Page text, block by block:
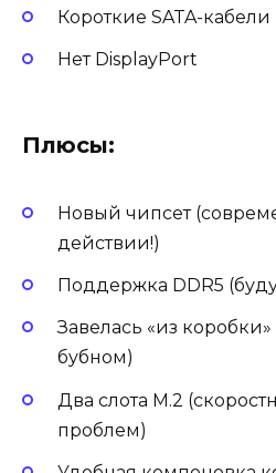
Короткие SATA-кабели
Нет DisplayPort
Плюсы:
Новый чипсет
действии!)
Поддержка DDR5
Завелась «из
бубном)
Два слота M.2
проблем)